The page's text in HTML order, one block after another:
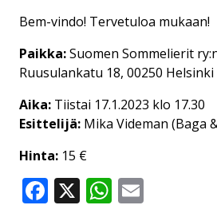
Bem-vindo! Tervetuloa mukaan!
Paikka:Suomen Sommelierit
Ruusulankatu 18, 00250 Helsinki
Aika: Tiistai 17.1.2023 klo 17.30
Esittelijä: Mika Videman (Baga
Hinta: 15 €
Facebook
X WhatsApp